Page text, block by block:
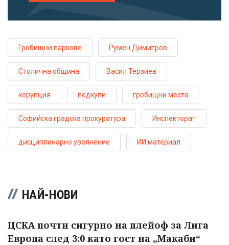
Гробищни паркове Румен Димитров
Столична община Васил Терзиев
корупция подкупи гробищни места
Софийска градска прокуратура Инспекторат
дисциплинарно уволнение ИИ материал
НАЙ-НОВИ
ЦСКА почти сигурно на плейоф за Лига
Европа след 3:0 като гост на „Макаби“